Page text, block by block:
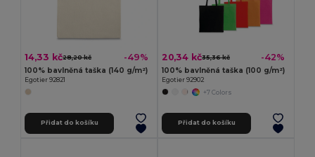
14,33 kč28,20 kč -49%
100% bavlněná taška (140 g/m²)
Egotier 92821
Přidat do košíku
20,34 kč35,36 kč -42%
100% bavlněná taška (100 g/m²)
Egotier 92902
+7 Colors
Přidat do košíku